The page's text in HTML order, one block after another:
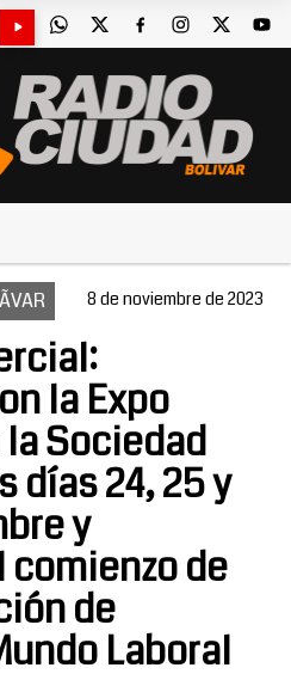
8 de noviembre de 2023
la Expo
Sociedad
días 24, 25 y
y
de
de
Laboral